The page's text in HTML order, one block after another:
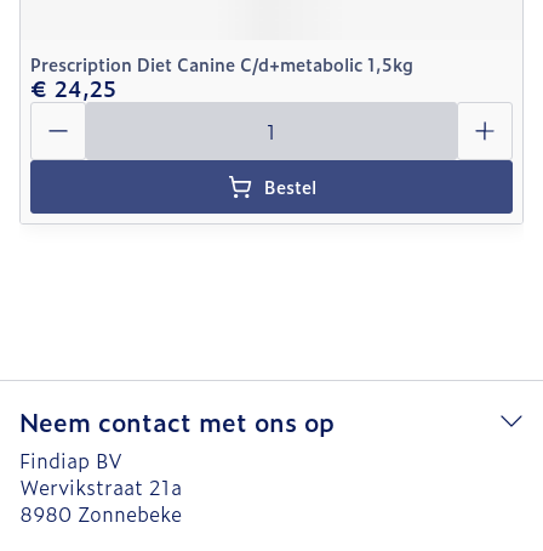
Prescription Diet Canine C/d+metabolic 1,5kg
€ 24,25
Aantal
Bestel
Neem contact met ons op
Findiap BV
Wervikstraat 21a
8980 Zonnebeke